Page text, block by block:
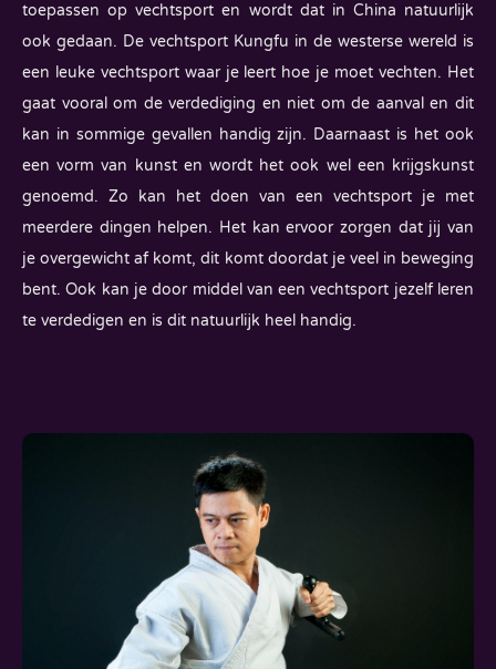
toepassen op vechtsport en wordt dat in China natuurlijk
ook gedaan. De vechtsport Kungfu in de westerse wereld is
een leuke vechtsport waar je leert hoe je moet vechten. Het
gaat vooral om de verdediging en niet om de aanval en dit
kan in sommige gevallen handig zijn. Daarnaast is het ook
een vorm van kunst en wordt het ook wel een krijgskunst
genoemd. Zo kan het doen van een vechtsport je met
meerdere dingen helpen. Het kan ervoor zorgen dat jij van
je overgewicht af komt, dit komt doordat je veel in beweging
bent. Ook kan je door middel van een vechtsport jezelf leren
te verdedigen en is dit natuurlijk heel handig.